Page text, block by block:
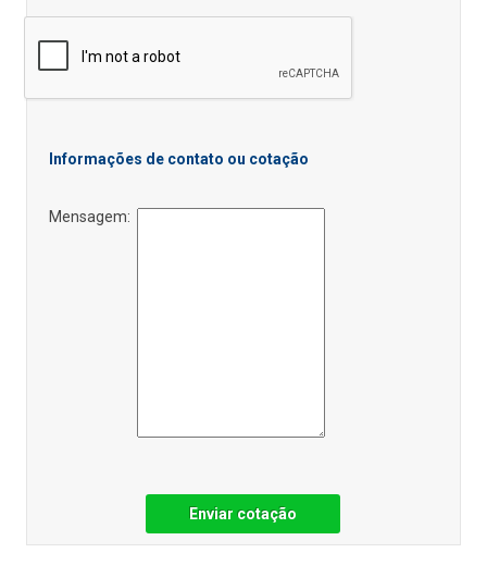
Informações de contato ou cotação
Mensagem:
Enviar cotação